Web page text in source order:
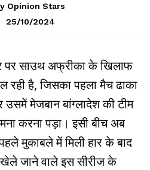
Opinion Stars
25/10/2024
पर साउथ अफ्रीका के खिलाफ
रही है, जिसका पहला मैच ढाका
मेजबान बांग्लादेश की टीम
करना पड़ा। इसी बीच अब
मुकाबले में मिली हार के बाद
जाने वाले इस सीरीज के